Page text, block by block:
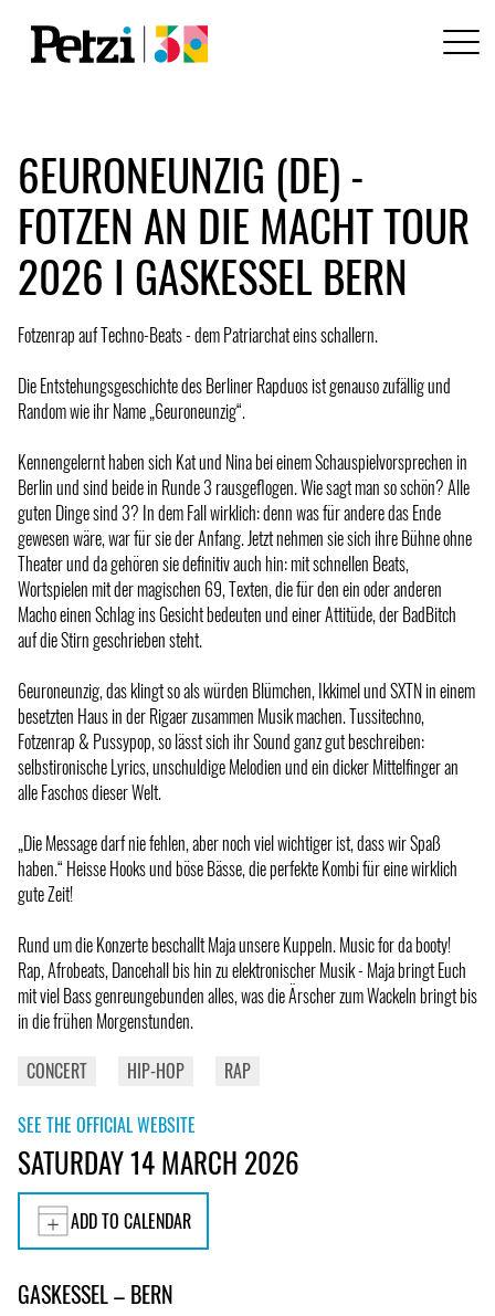
6EURONEUNZIG (DE) -
FOTZEN AN DIE MACHT TOUR
2026 I GASKESSEL BERN
Fotzenrap auf Techno-Beats - dem Patriarchat eins schallern.
Die Entstehungsgeschichte des Berliner Rapduos ist genauso zufällig und
Random wie ihr Name „6euroneunzig“.
Kennengelernt haben sich Kat und Nina bei einem Schauspielvorsprechen in
Berlin und sind beide in Runde 3 rausgeflogen. Wie sagt man so schön? Alle
guten Dinge sind 3? In dem Fall wirklich: denn was für andere das Ende
gewesen wäre, war für sie der Anfang. Jetzt nehmen sie sich ihre Bühne ohne
Theater und da gehören sie definitiv auch hin: mit schnellen Beats,
Wortspielen mit der magischen 69, Texten, die für den ein oder anderen
Macho einen Schlag ins Gesicht bedeuten und einer Attitüde, der BadBitch
auf die Stirn geschrieben steht.
6euroneunzig, das klingt so als würden Blümchen, Ikkimel und SXTN in einem
besetzten Haus in der Rigaer zusammen Musik machen. Tussitechno,
Fotzenrap & Pussypop, so lässt sich ihr Sound ganz gut beschreiben:
selbstironische Lyrics, unschuldige Melodien und ein dicker Mittelfinger an
alle Faschos dieser Welt.
„Die Message darf nie fehlen, aber noch viel wichtiger ist, dass wir Spaß
haben.“ Heisse Hooks und böse Bässe, die perfekte Kombi für eine wirklich
gute Zeit!
Rund um die Konzerte beschallt Maja unsere Kuppeln. Music for da booty!
Rap, Afrobeats, Dancehall bis hin zu elektronischer Musik - Maja bringt Euch
mit viel Bass genreungebunden alles, was die Ärscher zum Wackeln bringt bis
in die frühen Morgenstunden.
CONCERT
HIP-HOP RAP
SEE THE OFFICIAL WEBSITE
SATURDAY 14 MARCH 2026
ADD TO CALENDAR
GASKESSEL – BERN